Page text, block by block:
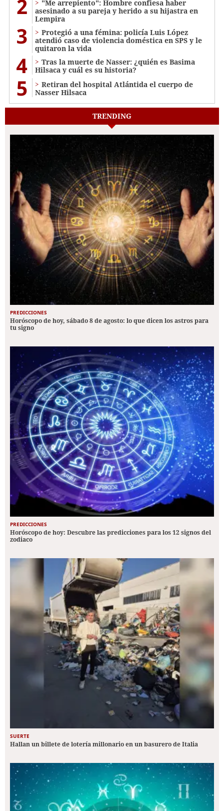
2
"Me arrepiento": Hombre confiesa haber
asesinado a su pareja y herido a su hijastra en
Lempira
3
Protegió a una fémina: policía Luis López
atendió caso de violencia doméstica en SPS y le
quitaron la vida
4
Tras la muerte de Nasser: ¿quién es Basima
Hilsaca y cuál es su historia?
5
Retiran del hospital Atlántida el cuerpo de
Nasser Hilsaca
TRENDING
PREDICCIONES
Horóscopo de hoy, sábado 8 de agosto: lo que dicen los astros para
tu signo
PREDICCIONES
Horóscopo de hoy: Descubre las predicciones para los 12 signos del
zodiaco
SUERTE
Hallan un billete de lotería millonario en un basurero de Italia